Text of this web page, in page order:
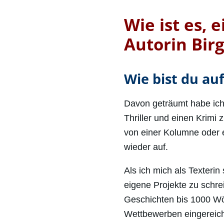
Wie ist es,
Autorin
Wie bist du
Davon geträumt habe
Thriller und einen Krimi
von einer Kolumne oder
wieder auf.
Als ich mich als
eigene Projekte zu
Geschichten bis 1000
Wettbewerben